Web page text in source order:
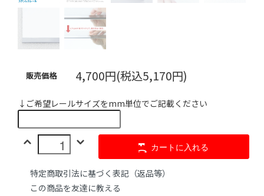
販売価格 4,700円(税込5,170円)
↓ご希望レールサイズをmm単位でご記載ください
カートに入れる
特定商取引法に基づく表記（返品等）
この商品を友達に教える